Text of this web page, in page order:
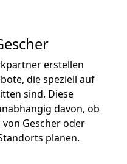
erstellen
die speziell auf
sind. Diese
davon, ob
Gescher oder
planen.